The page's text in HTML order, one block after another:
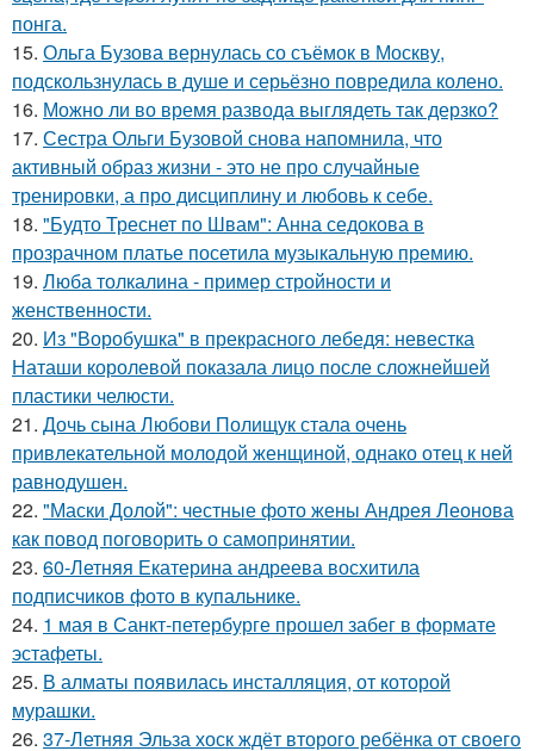
понга.
15. Ольга Бузова вернулась со съёмок в Москву,
подскользнулась в душе и серьёзно повредила колено.
16. Можно ли во время развода выглядеть так дерзко?
17. Сестра Ольги Бузовой снова напомнила, что
активный образ жизни - это не про случайные
тренировки, а про дисциплину и любовь к себе.
18. "Будто Треснет по Швам": Анна седокова в
прозрачном платье посетила музыкальную премию.
19. Люба толкалина - пример стройности и
женственности.
20. Из "Воробушка" в прекрасного лебедя: невестка
Наташи королевой показала лицо после сложнейшей
пластики челюсти.
21. Дочь сына Любови Полищук стала очень
привлекательной молодой женщиной, однако отец к ней
равнодушен.
22. "Маски Долой": честные фото жены Андрея Леонова
как повод поговорить о самопринятии.
23. 60-Летняя Екатерина андреева восхитила
подписчиков фото в купальнике.
24. 1 мая в Санкт-петербурге прошел забег в формате
эстафеты.
25. В алматы появилась инсталляция, от которой
мурашки.
26. 37-Летняя Эльза хоск ждёт второго ребёнка от своего